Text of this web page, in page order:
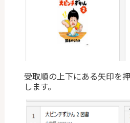
受取順の上下にある矢印を
します。